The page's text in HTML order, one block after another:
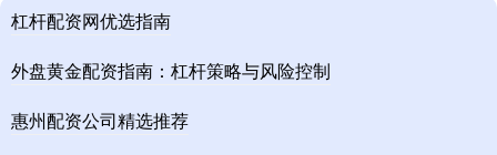
杠杆配资网优选指南
外盘黄金配资指南：杠杆策略与风险控制
惠州配资公司精选推荐